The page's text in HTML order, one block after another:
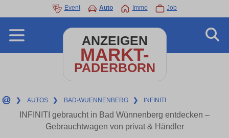
Event Auto Immo Job
ANZEIGEN
MARKT-
PADERBORN
❯ AUTOS ❯ BAD-WUENNENBERG ❯ INFINITI
INFINITI gebraucht in Bad Wünnenberg entdecken –
Gebrauchtwagen von privat & Händler